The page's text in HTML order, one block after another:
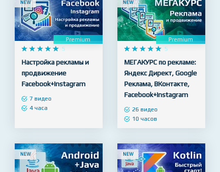
3 часа
NEW
Premium
    
     5
Настройка рекламы и
продвижение
Facebook+Instagram
NEW
Premium
    
     5
МЕГАКУРС по рекламе:
Яндекс Директ, Google
Реклама, ВКонтакте,
Facebook+Instagram
10 часов